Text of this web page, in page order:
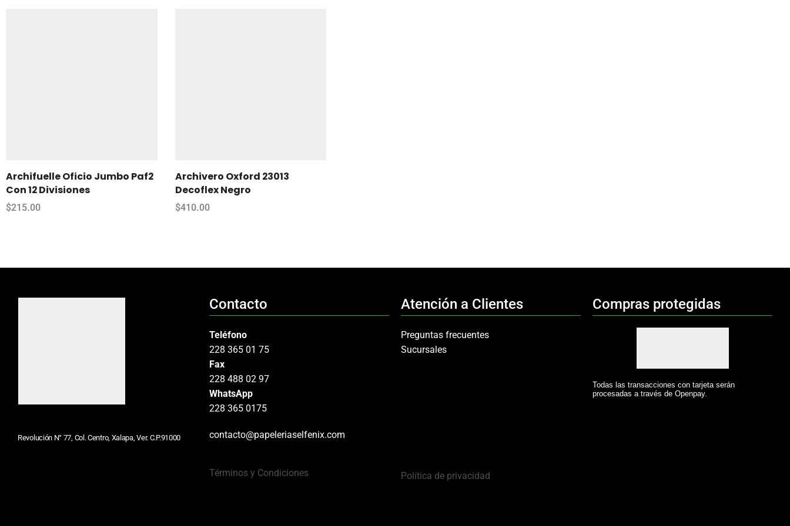
Archifuelle Oficio Jumbo Paf2
Con 12 Divisiones
$215.00
Archivero Oxford 23013
Decoflex Negro
$410.00
Revolución N° 77, Col. Centro, Xalapa, Ver. C.P.91000
Contacto
Teléfono
228 365 01 75
Fax
228 488 02 97
WhatsApp
228 365 0175
contacto@papeleriaselfenix.com
Términos y Condiciones
Atención a Clientes
Preguntas frecuentes
Sucursales
Política de privacidad
Compras protegidas
Todas las transacciones con tarjeta serán
procesadas a través de Openpay.